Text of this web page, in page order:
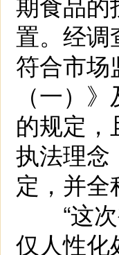
置。经
符合市
（一）
的规定
执法理念
定，并
“这次
仅人性化